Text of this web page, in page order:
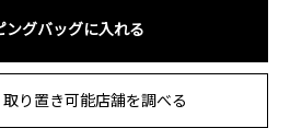
ングバッグに入れる
り置き可能店舗を調べる